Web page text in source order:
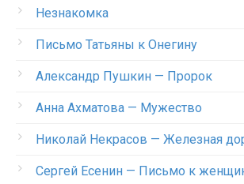
Незнакомка
Письмо Татьяны к Онегину
Александр Пушкин — Пророк
Анна Ахматова — Мужество
Николай Некрасов — Железная
Сергей Есенин — Письмо к